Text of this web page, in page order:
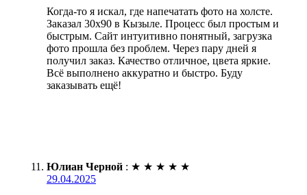
Когда-то я искал, где напечатать фото на холсте.
Заказал 30х90 в Кызыле. Процесс был простым и
быстрым. Сайт интуитивно понятный, загрузка
фото прошла без проблем. Через пару дней я
получил заказ. Качество отличное, цвета яркие.
Всё выполнено аккуратно и быстро. Буду
заказывать ещё!
Юлиан Черной : ★ ★ ★ ★ ★
29.04.2025